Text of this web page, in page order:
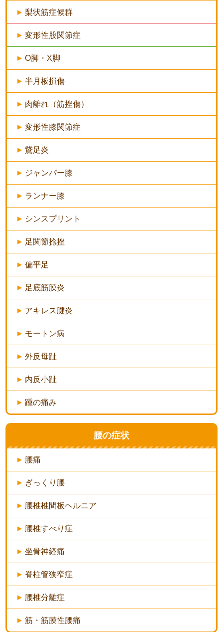
梨状筋症候群
変形性股関節症
O脚・X脚
半月板損傷
肉離れ（筋挫傷）
変形性膝関節症
鵞足炎
ジャンパー膝
ランナー膝
シンスプリント
足関節捻挫
偏平足
足底筋膜炎
アキレス腱炎
モートン病
外反母趾
内反小趾
踵の痛み
腰の症状
腰痛
ぎっくり腰
腰椎椎間板ヘルニア
腰椎すべり症
坐骨神経痛
脊柱管狭窄症
腰椎分離症
筋・筋膜性腰痛